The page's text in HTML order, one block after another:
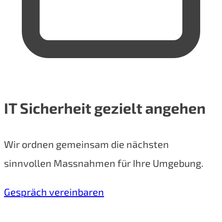
IT Sicherheit gezielt angehen
Wir ordnen gemeinsam die nächsten
sinnvollen Massnahmen für Ihre Umgebung.
Gespräch vereinbaren